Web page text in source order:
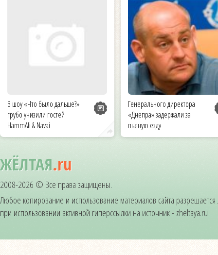
В шоу «Что было дальше?»
грубо унизили гостей
HammAli & Navai
Генерального директора
«Днепра» задержали за
пьяную езду
ЖЁЛТАЯ.ru
2008-2026 © Все права защищены.
Любое копирование и использование материалов сайта
при использовании активной гиперссылки на источник - zheltaya.ru